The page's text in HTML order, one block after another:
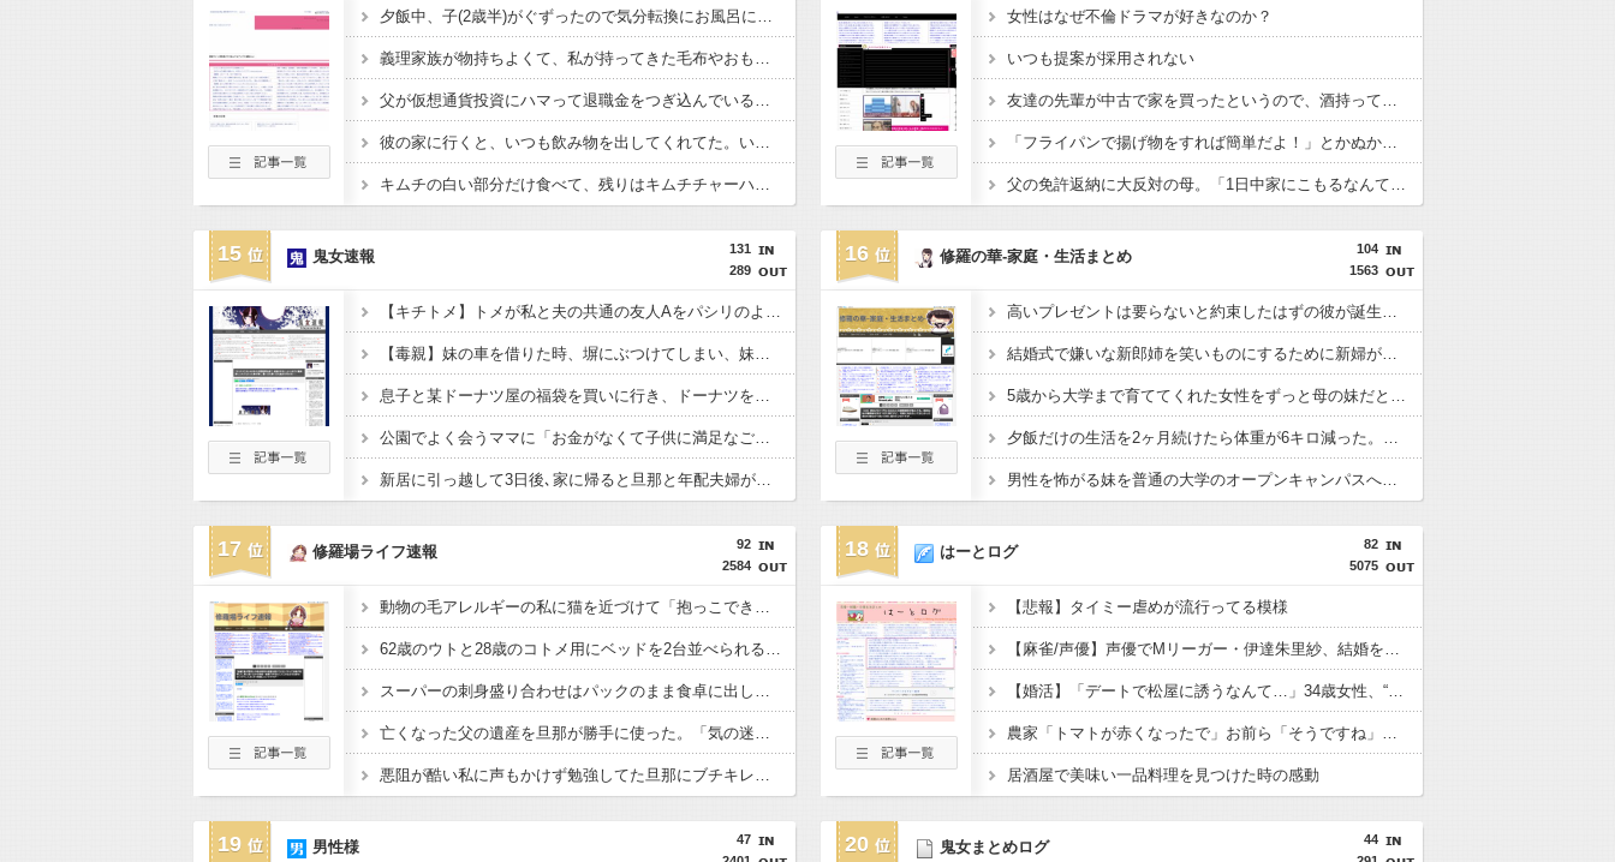
夕飯中、子(2歳半)がぐずったので気分転換にお風呂に入れて出てきたら「皿を片付けてないでしょ！義祖母が洗ったんだけど！？なめてるの？バカにしてるの？」と言われた…
義理家族が物持ちよくて、私が持ってきた毛布やおもちゃを使おうとしても、いつも古いものを使わされてしまう。
父が仮想通貨投資にハマって退職金をつぎ込んでいる…なんとか止めさせたいのだが。
彼の家に行くと、いつも飲み物を出してくれてた。いつもコーヒーをお願いしてたんだけど、なんかそのコーヒーって妙な匂いがしてたんだよね…その原因を知ってドン…
キムチの白い部分だけ食べて、残りはキムチチャーハンにしてるんだけど、友達に「失礼だよ！」って怒られた
女性はなぜ不倫ドラマが好きなのか？
いつも提案が採用されない
友達の先輩が中古で家を買ったというので、酒持ってお祝いに行ってきたそうだ。先輩家族は2才くらいの子供がいる。夜中子供から起こされ「お友達と写真とろう」ってせ
「フライパンで揚げ物をすれば簡単だよ！」とかぬかしてル・クルーゼのフライパンを駄目にした旦那。注意すると「頑張ってるのにもっと言い方があるだろ」と口答え
父の免許返納に大反対の母。「1日中家にこもるなんて気が滅入ってしょうがない」と泣きわめく
15
131
289
鬼女速報
【キチトメ】トメが私と夫の共通の友人Aをパシリのように扱っていたことが発覚し・・・
【毒親】妹の車を借りた時、塀にぶつけてしまい、妹が凹んで泣きそうになっていたので…私「修理代出すね」母「そんなものいいから、お前の乗ってる車すぐに寄越せ！！」
息子と某ドーナツ屋の福袋を買いに行き、ドーナツを持って駐車場に向かって歩いていると…泥「２つもあるんだから貰ってあげる♪」と息子が持ってる袋を勢いよくひっぱり･･･
公園でよく会うママに「お金がなくて子供に満足なご飯を食べさせられない」と言われ、少しだけ買ってあげた。すると、それ以降要求が激しくなった→そして･･･
新居に引っ越して3日後､家に帰ると旦那と年配夫婦が談笑していた。挨拶すると…年配夫婦「三つ指ついてようこそおいでくださいました､というのが礼儀だろ」→そして…
16
104
1563
修羅の華-家庭・生活まとめ
高いプレゼントは要らないと約束したはずの彼が誕生日に指輪を渡してきた。「嬉しいは嬉しいけど」と伝えたら「ほらやっぱり！金目当てなんでしょ？」と決めつけられ…
結婚式で嫌いな新郎姉を笑いものにするために新婦が出席者に和服を指定した。しかし色留袖で評判を集めると…
5歳から大学まで育ててくれた女性をずっと母の妹だと思ってけど違った。実は身内ではなく母の幼なじみで…
夕飯だけの生活を2ヶ月続けたら体重が6キロ減った。夕飯以外は固形物を食べられなくもなり…
男性を怖がる妹を普通の大学のオープンキャンパスへ連れて行ったら肩を叩いた男性を突き飛ばした。女子大しかないのかな？
17
92
2584
修羅場ライフ速報
動物の毛アレルギーの私に猫を近づけて「抱っこできないからかわいそぉ〜」と言う義母に「もう来ません」と告げた。それで夫も義実家を後にして…
62歳のウトと28歳のコトメ用にベッドを2台並べられるか業者に聞いたら「失礼しました、ご夫婦でしたか」と勘違いされた。
スーパーの刺身盛り合わせはパックのまま食卓に出してる。舟形なら「そのまま食卓に置いちゃってOK用」としか思えない。
亡くなった父の遺産を旦那が勝手に使った。「気の迷いだった」と言うけど、もう人として信用できない。
悪阻が酷い私に声もかけず勉強してた旦那にブチキレた。すると「起きてこれるくらいだから大丈夫と思った」と言い訳が…
18
82
5075
はーとログ
【悲報】タイミー虐めが流行ってる模様
【麻雀/声優】声優でMリーガー・伊達朱里紗、結婚を発表「感謝の気持ちを忘れず活動してまいります」
【婚活】「デートで松屋に誘うなんて…」34歳女性、“なぜ松屋か”を裏読みしすぎて交際終了。疑いグセは結婚を遠ざける
農家「トマトが赤くなったで」お前ら「そうですね」農家さん「ニートは対話力不足だ」
居酒屋で美味い一品料理を見つけた時の感動
19
47
男性様 20
44
鬼女まとめログ